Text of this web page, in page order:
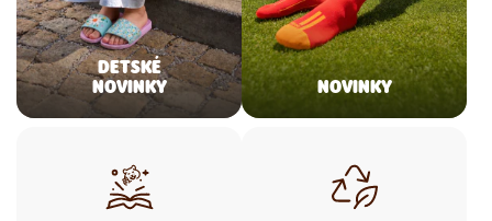
DETSKÉ
NOVINKY
NOVINKY